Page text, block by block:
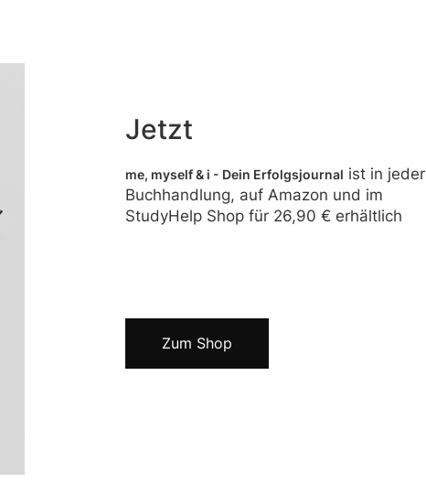
Jetzt
me, myself & i - Dein Erfolgsjournal ist in jeder
Buchhandlung, auf Amazon und im
StudyHelp Shop für 26,90 € erhältlich
Zum Shop